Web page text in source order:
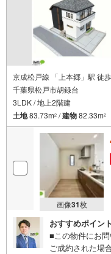
京成松戸線 「上本郷」駅 徒
千葉県松戸市胡録台
3LDK / 地上2階建
土地83.73m2 /建物82.33m2
画像31枚
おすすめポイント
■この物件にお
ご成約された